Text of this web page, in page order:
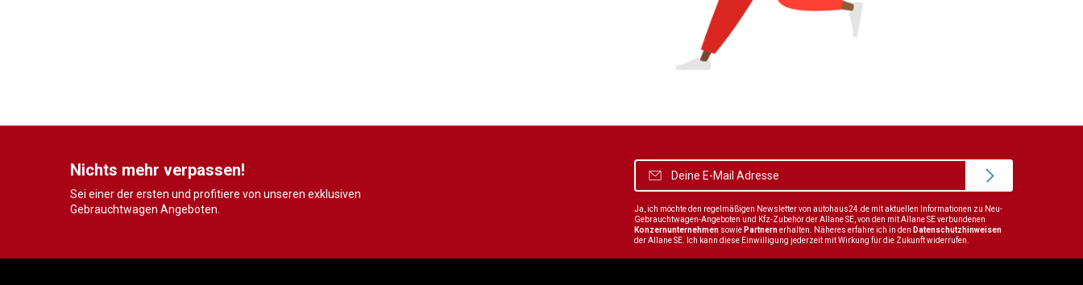
Nichts mehr verpassen!
Sei einer der ersten und profitiere von unseren exklusiven
Gebrauchtwagen Angeboten.
Ja, ich möchte den regelmäßigen Newsletter von autohaus24.de mit aktuellen Informationen zu Neu-
Gebrauchtwagen-Angeboten und Kfz-Zubehör der Allane SE, von den mit Allane SE verbundenen
Konzernunternehmen sowie Partnernerhalten. Näheres erfahre ich in den Datenschutzhinweisen
der Allane SE. Ich kann diese Einwilligung jederzeit mit Wirkung für die Zukunft widerrufen.